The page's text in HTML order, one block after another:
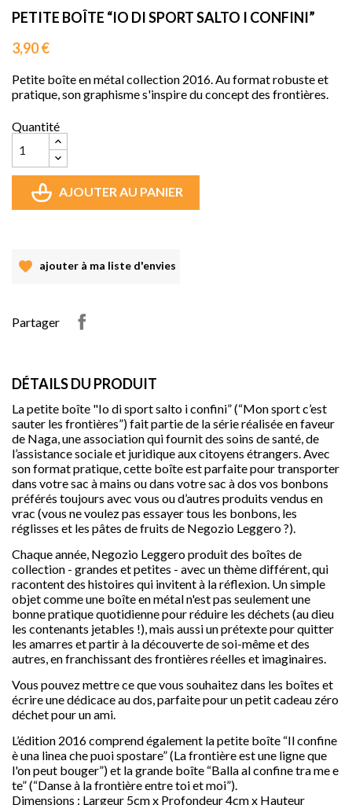
PETITE BOÎTE “IO DI SPORT SALTO I CONFINI”
3,90 €
Petite boîte en métal collection 2016. Au format robuste et
pratique, son graphisme s'inspire du concept des frontières.
Quantité

AJOUTER AU PANIER
ajouter à ma liste d'envies
Partager
DÉTAILS DU PRODUIT
La petite boîte "Io di sport salto i confini” (“Mon sport c’est
sauter les frontières”) fait partie de la série réalisée en faveur
de Naga, une association qui fournit des soins de santé, de
l’assistance sociale et juridique aux citoyens étrangers. Avec
son format pratique, cette boîte est parfaite pour transporter
dans votre sac à mains ou dans votre sac à dos vos bonbons
préférés toujours avec vous ou d’autres produits vendus en
vrac (vous ne voulez pas essayer tous les bonbons, les
réglisses et les pâtes de fruits de Negozio Leggero ?).
Chaque année, Negozio Leggero produit des boîtes de
collection - grandes et petites - avec un thème différent, qui
racontent des histoires qui invitent à la réflexion. Un simple
objet comme une boîte en métal n'est pas seulement une
bonne pratique quotidienne pour réduire les déchets (au dieu
les contenants jetables !), mais aussi un prétexte pour quitter
les amarres et partir à la découverte de soi-même et des
autres, en franchissant des frontières réelles et imaginaires.
Vous pouvez mettre ce que vous souhaitez dans les boîtes et
écrire une dédicace au dos, parfaite pour un petit cadeau zéro
déchet pour un ami.
L’édition 2016 comprend également la petite boîte “Il confine
è una linea che puoi spostare” (La frontière est une ligne que
l'on peut bouger”) et la grande boîte “Balla al confine tra me e
te” (“Danse à la frontière entre toi et moi”).
Dimensions : Largeur 5cm x Profondeur 4cm x Hauteur